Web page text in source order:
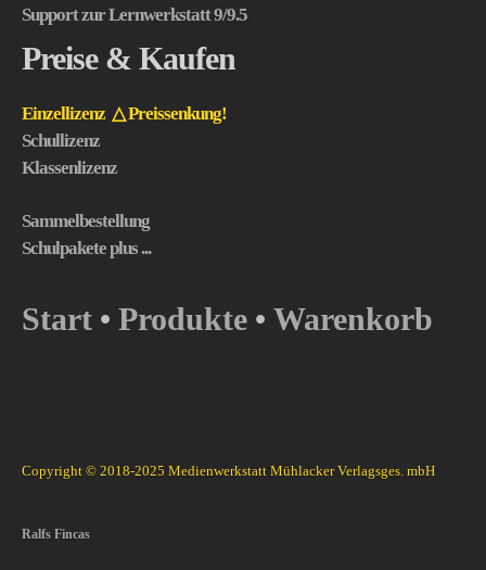
Support zur Lernwerkstatt 9/9.5
Preise & Kaufen
Einzellizenz △ Preissenkung!
Schullizenz
Klassenlizenz
Sammelbestellung
Schulpakete plus ...
Start • Produkte • Warenkorb
Copyright © 2018-2025 Medienwerkstatt Mühlacker Verlagsges. mbH
Ralfs Fincas